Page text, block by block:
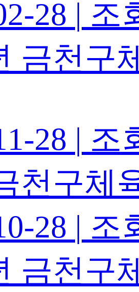
28 | 조
금천구
28 | 조
천구체
28 | 조
금천구